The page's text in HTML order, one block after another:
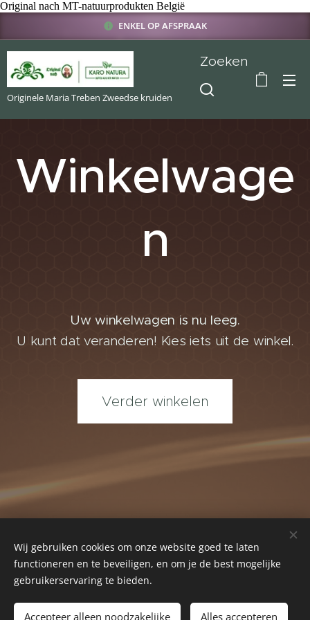
Original nach MT-natuurprodukten België
ENKEL OP AFSPRAAK
Originele Maria Treben Zweedse kruiden
Zoeken
Winkelwage
n
Uw winkelwagen is nu leeg.
U kunt dat veranderen! Kies iets uit de winkel.
Verder winkelen
© 2024 Alle rechten voorbehouden
Wij gebruiken cookies om onze website goed te laten
functioneren en te beveiligen, en om je de best mogelijke
gebruikerservaring te bieden.
Accepteer alleen noodzakelijke Alles accepteren